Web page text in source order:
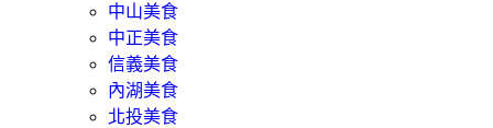
中山美食
中正美食
信義美食
內湖美食
北投美食